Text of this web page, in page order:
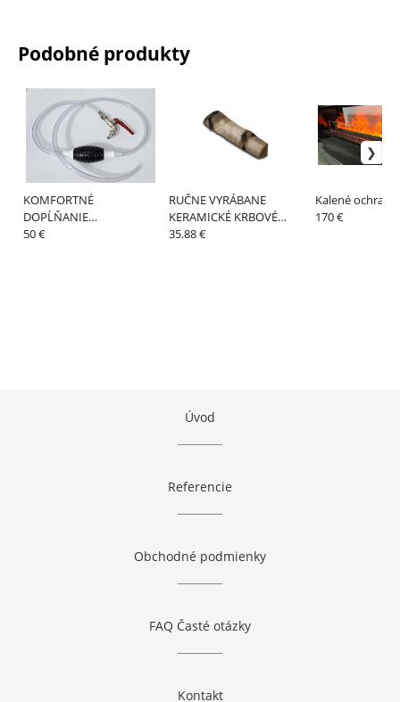
Podobné produkty
KOMFORTNÉ
DOPĹŇANIE
BIOALKOHOLU MANUÁL
50 €
RUČNE VYRÁBANE
KERAMICKÉ KRBOVÉ
POLIENKO BREZA
35.88 €
Kalené
170 €
Úvod
Referencie
Obchodné podmienky
FAQ Časté otázky
Kontakt